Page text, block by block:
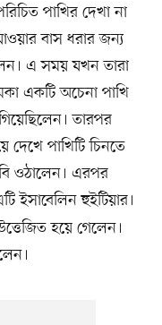
পাখির দেখা না
বাস ধরার জন্য
এ সময় যখন তারা
একটি অচেনা পাখি
তারপর
দেখে পাখিটি চিনতে
ওঠালেন। এরপর
ইসাবেলিন হুইটিয়ার।
হয়ে গেলেন।